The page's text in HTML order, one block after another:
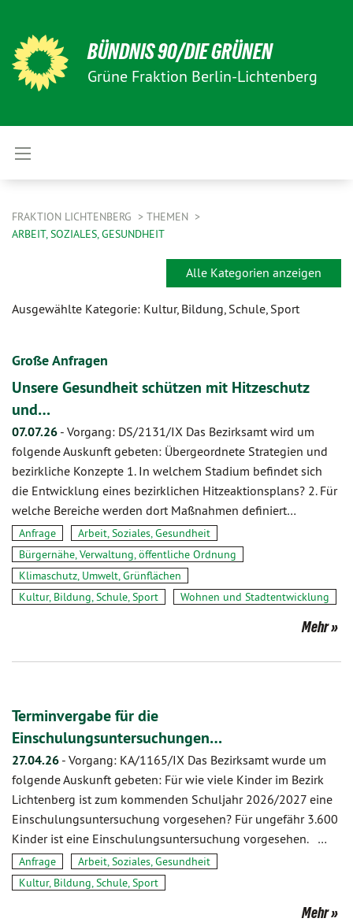
BÜNDNIS 90/DIE GRÜNEN
Grüne Fraktion Berlin-Lichtenberg
FRAKTION LICHTENBERG
THEMEN
ARBEIT, SOZIALES, GESUNDHEIT
Alle Kategorien anzeigen
Ausgewählte Kategorie: Kultur, Bildung, Schule, Sport
Große Anfragen
Unsere Gesundheit schützen mit Hitzeschutz
und…
07.07.26 - Vorgang: DS/2131/IX Das Bezirksamt wird um
folgende Auskunft gebeten: Übergeordnete Strategien und
bezirkliche Konzepte 1. In welchem Stadium befindet sich
die Entwicklung eines bezirklichen Hitzeaktionsplans? 2. Für
welche Bereiche werden dort Maßnahmen definiert…
Anfrage
Arbeit, Soziales, Gesundheit
Bürgernähe, Verwaltung, öffentliche Ordnung
Klimaschutz, Umwelt, Grünflächen
Kultur, Bildung, Schule, Sport
Wohnen und Stadtentwicklung
Mehr
Terminvergabe für die
Einschulungsuntersuchungen…
27.04.26 - Vorgang: KA/1165/IX Das Bezirksamt wurde um
folgende Auskunft gebeten: Für wie viele Kinder im Bezirk
Lichtenberg ist zum kommenden Schuljahr 2026/2027 eine
Einschulungsuntersuchung vorgesehen? Für ungefähr 3.600
Kinder ist eine Einschulungsuntersuchung vorgesehen. …
Anfrage
Arbeit, Soziales, Gesundheit
Kultur, Bildung, Schule, Sport
Mehr